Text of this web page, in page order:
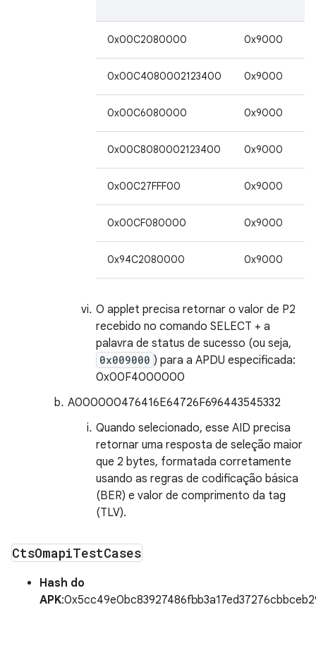
0x00C2080000 0x9000
0x00C4080002123400 0x9000
0x00C6080000 0x9000
0x00C8080002123400 0x9000
0x00C27FFF00 0x9000
0x00CF080000 0x9000
0x94C2080000 0x9000
O applet precisa retornar o valor de P2
recebido no comando SELECT + a
palavra de status de sucesso (ou seja,
0x009000 ) para a APDU especificada:
0x00F4000000
A000000476416E64726F696443545332
Quando selecionado, esse AID precisa
retornar uma resposta de seleção maior
que 2 bytes, formatada corretamente
usando as regras de codificação básica
(BER) e valor de comprimento da tag
(TLV).
CtsOmapiTestCases
Hash do
APK